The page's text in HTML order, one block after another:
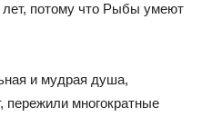
потому что Рыбы умеют
и мудрая душа,
пережили многократные